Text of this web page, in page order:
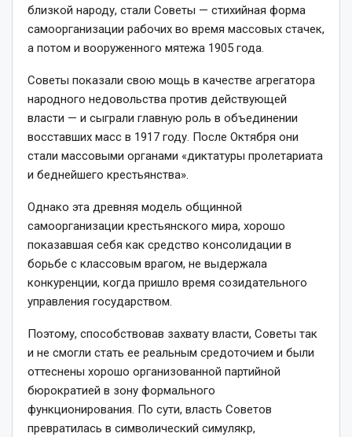
близкой народу, стали Советы — стихийная форма
самоорганизации рабочих во время массовых стачек,
а потом и вооруженного мятежа 1905 года.
Советы показали свою мощь в качестве агрегатора
народного недовольства против действующей
власти — и сыграли главную роль в объединении
восставших масс в 1917 году. После Октября они
стали массовыми органами «диктатуры пролетариата
и беднейшего крестьянства».
Однако эта древняя модель общинной
самоорганизации крестьянского мира, хорошо
показавшая себя как средство консолидации в
борьбе с классовым врагом, не выдержала
конкуренции, когда пришло время созидательного
управления государством.
Поэтому, способствовав захвату власти, Советы так
и не смогли стать ее реальным средоточием и были
оттеснены хорошо организованной партийной
бюрократией в зону формального
функционирования. По сути, власть Советов
превратилась в символичес­кий симулякр,